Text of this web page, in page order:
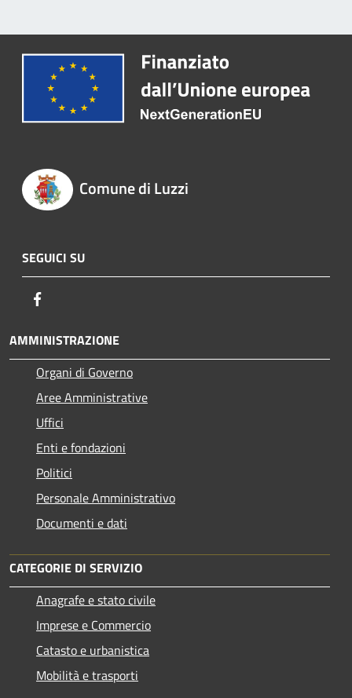
Comune di Luzzi
SEGUICI SU
AMMINISTRAZIONE
Organi di Governo
Aree Amministrative
Uffici
Enti e fondazioni
Politici
Personale Amministrativo
Documenti e dati
CATEGORIE DI SERVIZIO
Anagrafe e stato civile
Imprese e Commercio
Catasto e urbanistica
Mobilità e trasporti